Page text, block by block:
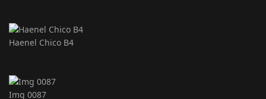
Haenel Chico B4
Img 0087